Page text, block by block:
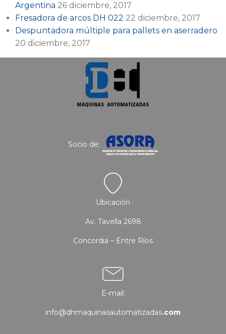
Argentina 26 diciembre, 2017
Fresadora de arcos DH 022 22 diciembre, 2017
Despuntadora múltiple para pallets en aserradero
20 diciembre, 2017
Socio de:
Ubicación
Av. Tavella 2698
Concordia – Entre Ríos
E-mail:
info@dhmaquinasautomatizadas.com